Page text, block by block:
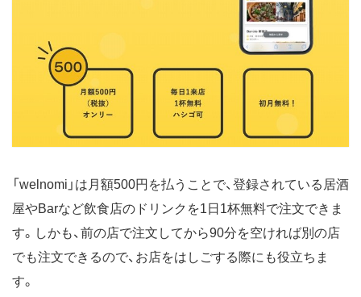
「welnomi」は月額500円を払うことで、登録されている居酒
屋やBarなど飲食店のドリンクを1日1杯無料で注文できま
す。しかも、前の店で注文してから90分を空ければ別の店
でも注文できるので、お店をはしごする際にも役立ちま
す。